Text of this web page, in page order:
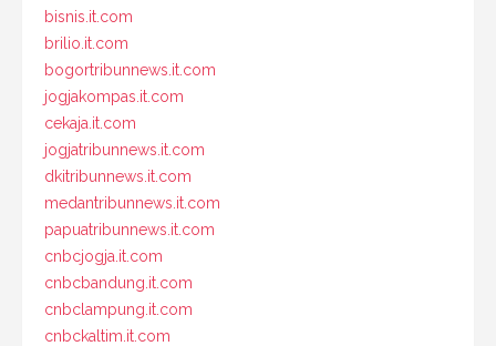
bisnis.it.com
brilio.it.com
bogortribunnews.it.com
jogjakompas.it.com
cekaja.it.com
jogjatribunnews.it.com
dkitribunnews.it.com
medantribunnews.it.com
papuatribunnews.it.com
cnbcjogja.it.com
cnbcbandung.it.com
cnbclampung.it.com
cnbckaltim.it.com